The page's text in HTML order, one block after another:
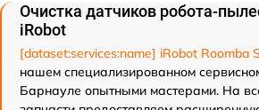
Очистка датчиков робота-
iRobot
[dataset:services:name] iRobot Roomba
нашем специализированном
Барнауле опытными мастерами. На